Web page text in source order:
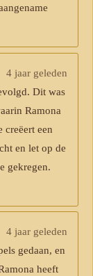
4 jaar geleden
Dit was
Ramona
een
en let op de
gekregen.
4 jaar geleden
gedaan, en
heeft